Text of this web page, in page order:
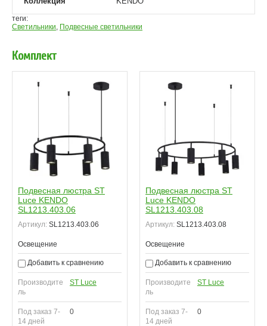
теги:
Светильники, Подвесные светильники
Комплект
Подвесная люстра ST
Luce KENDO
SL1213.403.06
Артикул: SL1213.403.06
Освещение
Добавить к сравнению
Производите
ль
ST Luce
Под заказ 7-
14 дней
0
Подвесная люстра ST
Luce KENDO
SL1213.403.08
Артикул: SL1213.403.08
Освещение
Добавить к сравнению
Производите
ль
ST Luce
Под заказ 7-
14 дней
0